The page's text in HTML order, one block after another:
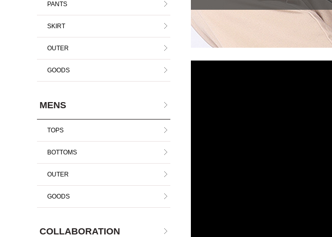
PANTS
SKIRT
OUTER
GOODS
MENS
TOPS
BOTTOMS
OUTER
GOODS
COLLABORATION